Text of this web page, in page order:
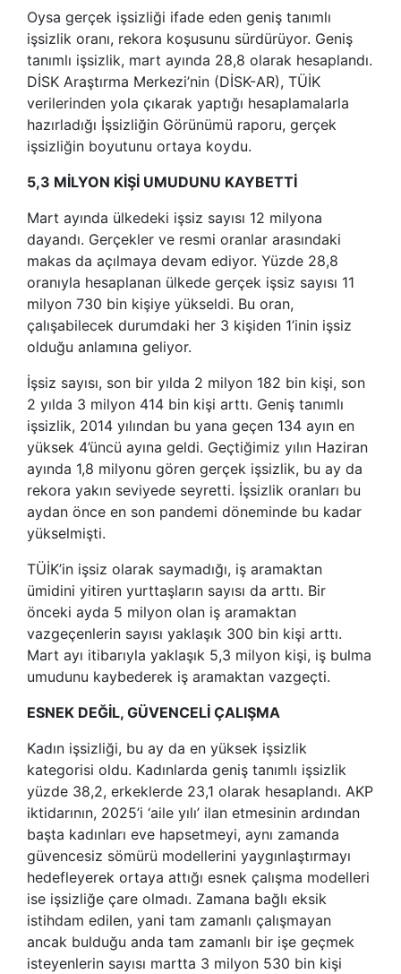
Oysa gerçek işsizliği ifade eden geniş tanımlı
işsizlik oranı, rekora koşusunu sürdürüyor. Geniş
tanımlı işsizlik, mart ayında 28,8 olarak hesaplandı.
DİSK Araştırma Merkezi’nin (DİSK-AR), TÜİK
verilerinden yola çıkarak yaptığı hesaplamalarla
hazırladığı İşsizliğin Görünümü raporu, gerçek
işsizliğin boyutunu ortaya koydu.
5,3 MİLYON KİŞİ UMUDUNU KAYBETTİ
Mart ayında ülkedeki işsiz sayısı 12 milyona
dayandı. Gerçekler ve resmi oranlar arasındaki
makas da açılmaya devam ediyor. Yüzde 28,8
oranıyla hesaplanan ülkede gerçek işsiz sayısı 11
milyon 730 bin kişiye yükseldi. Bu oran,
çalışabilecek durumdaki her 3 kişiden 1’inin işsiz
olduğu anlamına geliyor.
İşsiz sayısı, son bir yılda 2 milyon 182 bin kişi, son
2 yılda 3 milyon 414 bin kişi arttı. Geniş tanımlı
işsizlik, 2014 yılından bu yana geçen 134 ayın en
yüksek 4’üncü ayına geldi. Geçtiğimiz yılın Haziran
ayında 1,8 milyonu gören gerçek işsizlik, bu ay da
rekora yakın seviyede seyretti. İşsizlik oranları bu
aydan önce en son pandemi döneminde bu kadar
yükselmişti.
TÜİK’in işsiz olarak saymadığı, iş aramaktan
ümidini yitiren yurttaşların sayısı da arttı. Bir
önceki ayda 5 milyon olan iş aramaktan
vazgeçenlerin sayısı yaklaşık 300 bin kişi arttı.
Mart ayı itibarıyla yaklaşık 5,3 milyon kişi, iş bulma
umudunu kaybederek iş aramaktan vazgeçti.
ESNEK DEĞİL, GÜVENCELİ ÇALIŞMA
Kadın işsizliği, bu ay da en yüksek işsizlik
kategorisi oldu. Kadınlarda geniş tanımlı işsizlik
yüzde 38,2, erkeklerde 23,1 olarak hesaplandı. AKP
iktidarının, 2025’i ‘aile yılı’ ilan etmesinin ardından
başta kadınları eve hapsetmeyi, aynı zamanda
güvencesiz sömürü modellerini yaygınlaştırmayı
hedefleyerek ortaya attığı esnek çalışma modelleri
ise işsizliğe çare olmadı. Zamana bağlı eksik
istihdam edilen, yani tam zamanlı çalışmayan
ancak bulduğu anda tam zamanlı bir işe geçmek
isteyenlerin sayısı martta 3 milyon 530 bin kişi